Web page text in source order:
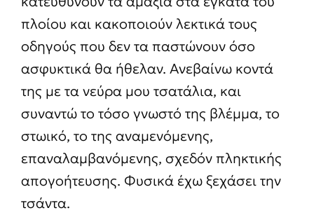
πλοίου και κακοποιούν λεκτικά τους
οδηγούς που δεν τα παστώνουν όσο
ασφυκτικά θα ήθελαν. Ανεβαίνω κοντά
της με τα νεύρα μου τσατάλια, και
συναντώ το τόσο γνωστό της βλέμμα, το
στωικό, το της αναμενόμενης,
επαναλαμβανόμενης, σχεδόν πληκτικής
απογοήτευσης. Φυσικά έχω ξεχάσει την
τσάντα.